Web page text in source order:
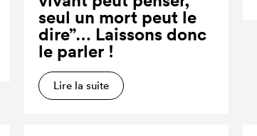
seul un mort peut le
dire”… Laissons donc
le parler !
Lire la suite